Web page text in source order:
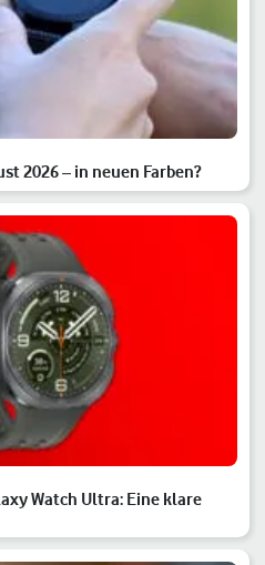
2026 – in neuen Farben?
Watch Ultra: Eine klare